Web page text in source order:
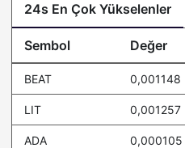
24s En Çok Yükselenler
Sembol Değer
BEAT 0,001148
LIT 0,001257
ADA 0,000105